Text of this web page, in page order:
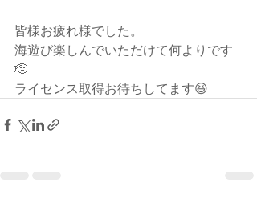
皆様お疲れ様でした。
海遊び楽しんでいただけて何よりです
🫡
ライセンス取得お待ちしてます😆